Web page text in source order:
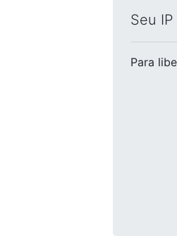
Seu
Para